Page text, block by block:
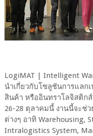
LogiMAT | Intelligent
นําเกี่ยวกับโซลูชันการแลก
สินค้า หรืออินทราโลจิสติก
26-28 ตุลาคมนี้ งานนี้จะช่
ต่างๆ อาทิ Warehousing,
Intralogistics System,